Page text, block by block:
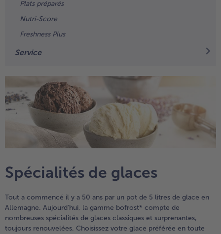
TousHigh Protein
Plats préparés
Nutri-Score
Freshness Plus
Service
Spécialités de glaces
Tout a commencé il y a 50 ans par un pot de 5 litres de glace en
Allemagne. Aujourd'hui, la gamme bofrost* compte de
nombreuses spécialités de glaces classiques et surprenantes,
toujours renouvelées. Choisissez votre glace préférée en toute